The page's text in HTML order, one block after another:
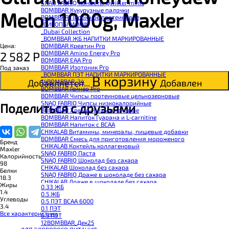
SNAQ FABRIQ Конфеты Qwikler minis
BOMBBAR Кукурузные палочки
BOMBBAR Пирожное протеиновое
_CИРОПЫ MONIN
_Dubai Collection
_BOMBBAR ЖБ НАПИТКИ МАРКИРОВАННЫЕ
BOMBBAR Креатин Pro
BOMBBAR Amino Energy Pro
BOMBBAR EAA Pro
BOMBBAR Изотоник Pro
_BOMBBAR ПЭТ НАПИТКИ МАРКИРОВАННЫЕ
14BOMBBAR_24
BOMBBAR Гейнер Pro
BOMBBAR Чипсы протеиновые цельнозерновые
SNAQ FABRIQ Чипсы низкокалорийные
BOMBBAR Хлебцы безглютеновые
BOMBBAR Напиток Гуарана и L-carnitine
BOMBBAR Напиток с BCAA
CHIKALAB Витамины, минералы, пищевые добавки
BOMBBAR Смесь для приготовления мороженого
CHIKALAB Коктейль коллагеновый
SNAQ FABRIQ Паста
SNAQ FABRIQ Шоколад без сахара
CHIKALAB Шоколад без сахара
SNAQ FABRIQ Драже в шоколаде без сахара
CHIKALAB Драже в шоколаде без сахара
BOMBBAR Каша овсяная с белком
BOMBBAR Джем низкокалорийный
BOMBBAR Сахарозаменитель
BOMBBAR Паста
CHIKALAB Паста
CHIKALAB Смеси для выпечки
0.33 ЖБ
0.5 ЖБ
0.5 ПЭТ ВСАА 6000
0.1 ПЭТ
0.5 ПЭТ
12BOMBBAR_Дек25
Melon 1000g, Maxler
Цена:
2 582 Р
Под заказ
Добавляется... В корзинуДобавлен
Поделиться с друзьями
Бренд
Maxler
Калорийность
98
Белки
18.3
Жиры
1.4
Углеводы
3.4
Все характеристики